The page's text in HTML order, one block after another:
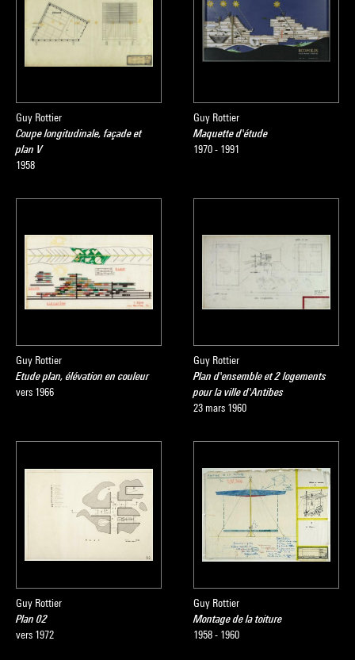
Guy Rottier
Coupe longitudinale, façade et
plan V
1958
Guy Rottier
Maquette d'étude
1970 - 1991
Guy Rottier
Etude plan, élévation en couleur
vers 1966
Guy Rottier
Plan d'ensemble et 2 logements
pour la ville d'Antibes
23 mars 1960
Guy Rottier
Plan 02
vers 1972
Guy Rottier
Montage de la toiture
1958 - 1960